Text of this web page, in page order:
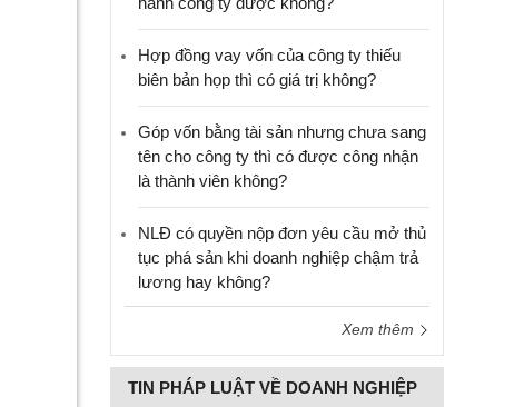
Hợp đồng vay vốn của công ty thiếu
biên bản họp thì có giá trị không?
Góp vốn bằng tài sản nhưng chưa sang
tên cho công ty thì có được công nhận
là thành viên không?
NLĐ có quyền nộp đơn yêu cầu mở thủ
tục phá sản khi doanh nghiệp chậm trả
lương hay không?
Xem thêm
TIN PHÁP LUẬT VỀ DOANH NGHIỆP